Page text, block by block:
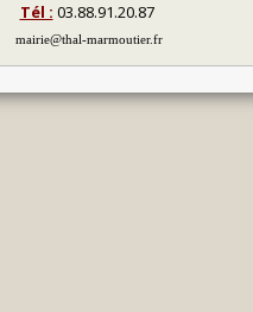
Tél : 03.88.91.20.87
mairie@thal-marmoutier.fr